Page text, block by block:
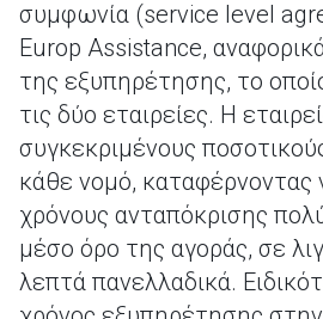
συμφωνία (service level
Europ Assistance,
της εξυπηρέτησης, το
τις δύο εταιρείες. Η
συγκεκριμένους
κάθε νομό, καταφέρνοντας
χρόνους ανταπόκρισης
μέσο όρο της αγοράς, σε
λεπτά πανελλαδικά.